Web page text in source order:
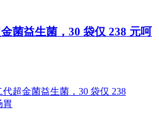
菌益生菌，30 袋仅 238 元呵